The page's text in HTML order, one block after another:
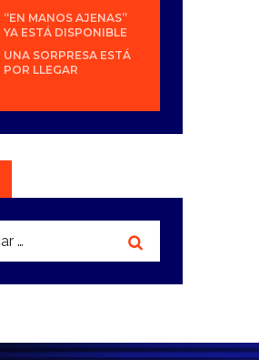
“EN MANOS AJENAS”
YA ESTÁ DISPONIBLE
UNA SORPRESA ESTÁ
POR LLEGAR